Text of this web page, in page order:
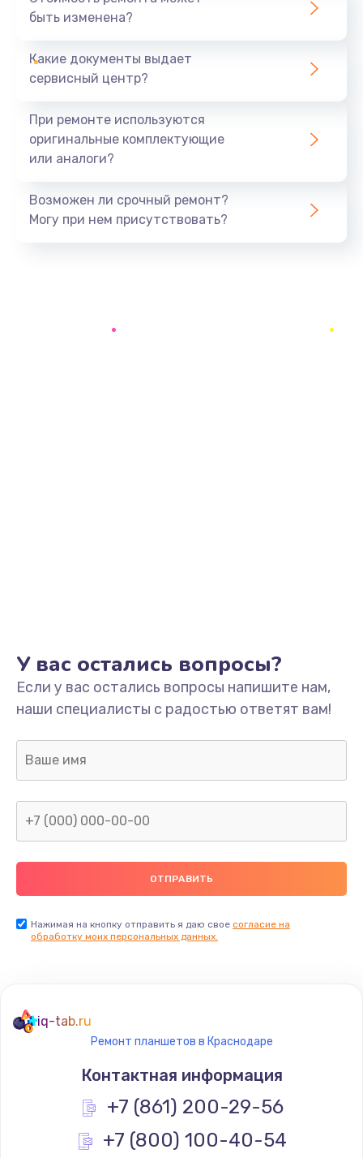
Ремонт электроплаты
Замена центрирующей шайбы динамика
Заказать
Замена голосовой катушки/перемотка динамика
Заказать
Ремонт предварительных цепей усиления (для
активных сабвуферов)
Ремонт после залития
Заказать
1400 руб.
Простой ремонт основной платы
2400 руб.
Заказать
быть изменена?
Какие документы выдает
сервисный центр?
При ремонте используются
оригинальные комплектующие
или аналоги?
Возможен ли срочный ремонт?
Могу при нем присутствовать?
У вас остались вопросы?
Если у вас остались вопросы напишите нам,
наши специалисты с радостью ответят вам!
Нажимая на кнопку отправить я даю свое согласие на
обработку моих персональных данных.
iq-tab.ru
Ремонт планшетов в Краснодаре
Контактная информация
+7 (861) 200-29-56
+7 (800) 100-40-54